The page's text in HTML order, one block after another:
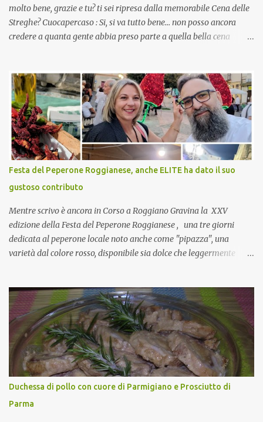
molto bene, grazie e tu? ti sei ripresa dalla memorabile Cena delle
Streghe? Cuocapercaso : Si, si va tutto bene… non posso ancora
credere a quanta gente abbia preso parte a quella bella cena
pranzo, racconta un po'! Perchè io avrò ospiti e cerco degli spunti...
Cuocapercaso : A dire il vero domenica prossima non preparo
nulla perché vado al Pranzo Aziendale di fine anno organizzato dai
mie capi! CoCo : Pranzo aziendale? Una bella idea! Cuocapercaso :
si, è un modo per riunirsi tutti a fine anno e tirare le somme…
naturalmente mangiando tutti insieme, con grande convivialità!
CoCo : è naturale il cibo, come sappiamo bene, funziona spesso da
collante e anche nel lavoro riesce a creare spesso l’ambiente
favorevole per molte belle opportunità, non trovi? Cuocapercaso :
Si, concordo! …addirittura si dice...
Festa del Peperone Roggianese, anche ELITE ha dato il suo
gustoso contributo
Mentre scrivo è ancora in Corso a Roggiano Gravina la XXV
edizione della Festa del Peperone Roggianese , una tre giorni
dedicata al peperone locale noto anche come "pipazza", una
varietà dal colore rosso, disponibile sia dolce che leggermente
(Pat) della Calabria. Un ingrediente versatile in cucina, utilizzato
fresco o essiccato in ricette della tradizione o in piatti innovativi.
Durante la prima serata dell'evento abbiamo avuto prova della
versatilità di questo ingrediente durante il "2° Concorso
Gastronomico di piatti a base di peperone Roggianese" ideato da
Gina Santagata , presidente dell'associazione Mongolfiera, che ha
visto coinvolte tante associazioni attive sul territorio che hanno
voluto partecipare presentando un loro piatto a base di peperone.
Da giurata del concorso insieme agli chef Francesco Luci e ...
Duchessa di pollo con cuore di Parmigiano e Prosciutto di
Parma